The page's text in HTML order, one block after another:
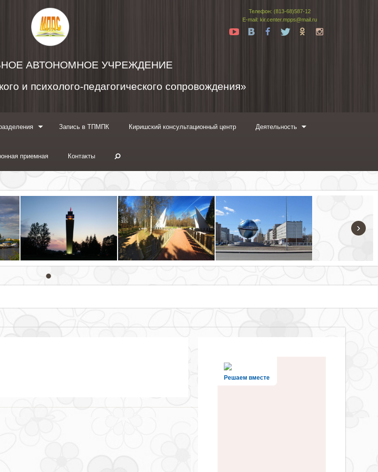
Телефон: (813-68)587-12
E-mail: kir.center.mpps@mail.ru
Yt
Tw
АВТОНОМНОЕ УЧРЕЖДЕНИЕ
и психолого-педагогического сопровождения»
Запись в ТПМПК Киришский консультационный центр Деятельность
приемная Контакты
›
Решаем вместе